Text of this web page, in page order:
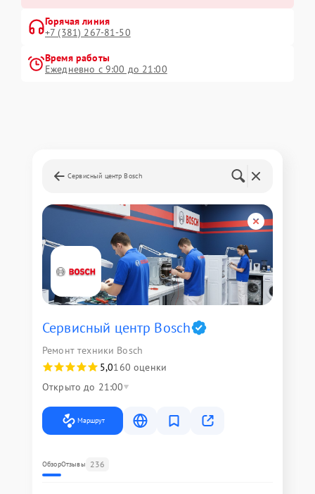
Горячая линия
+7 (381) 267-81-50
Время работы
Ежедневно с 9:00 до 21:00
Сервисный центр Bosch
Сервисный центр Bosch
Ремонт техники Bosch
5,0160 оценки
Открыто до 21:00
Маршрут
ОбзорОтзывы 236